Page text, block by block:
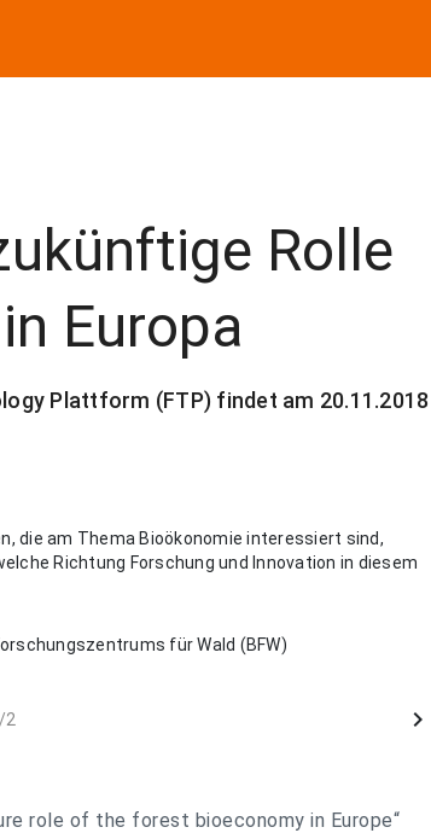
Rolle
Europa
Plattform (FTP) findet am 20.11.2018
die am Thema Bioökonomie interessiert sind,
Richtung Forschung und Innovation in diesem
für Wald (BFW)
2 chevron_right
role of the forest bioeconomy in Europe“